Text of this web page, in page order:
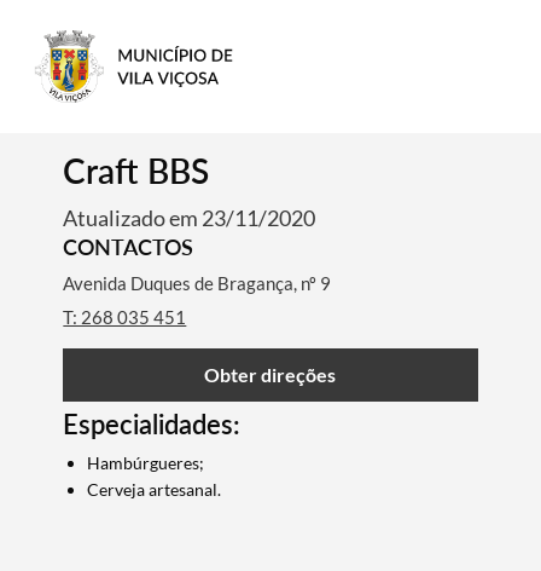
Craft BBS
Atualizado em 23/11/2020
CONTACTOS
Avenida Duques de Bragança, nº 9
T: 268 035 451
Obter direções
Especialidades:
Hambúrgueres;
Cerveja artesanal.